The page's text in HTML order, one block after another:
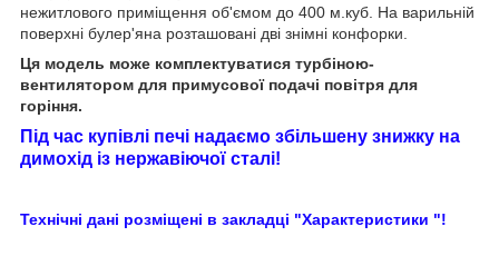
нежитлового приміщення об'ємом до 400 м.куб. На варильній
поверхні булер'яна розташовані дві знімні конфорки.
Ця модель може комплектуватися турбіною-
вентилятором для примусової подачі повітря для
горіння.
Під час купівлі печі надаємо збільшену знижку на
димохід із нержавіючої сталі!
Технічні дані розміщені в закладці "Характеристики "!